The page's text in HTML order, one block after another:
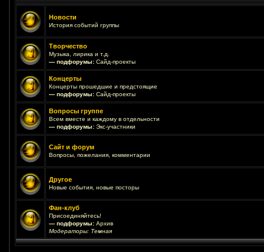
Новости
История событий группы
Творчество
Музыка, лирика и т.д.
— подфорумы: Сайд-проекты
Концерты
Концерты прошедшие и предстоящие
— подфорумы: Сайд-проекты
Вопросы группе
Всем вместе и каждому в отдельности
— подфорумы: Экс-участники
Сайт и форум
Вопросы, пожелания, комментарии
Другое
Новые события, новые посторы
Фан-клуб
Присоединяйтесь!
— подфорумы: Архив
Модераторы: Темная